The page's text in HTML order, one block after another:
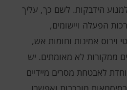
הידבקות. לשם כך, עליך
הפעלה ויישומים,
וירוס אמינות וחומות אש,
ממקורות לא מאומתים. יש
לאבטחת מסרים מיידיים